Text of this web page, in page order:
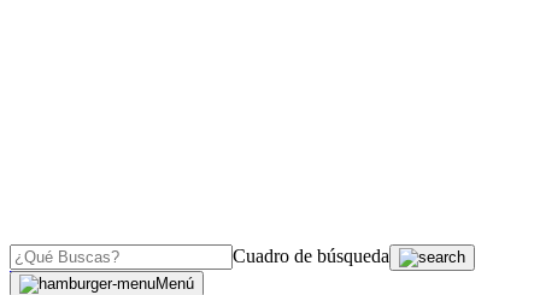
Cuadro de búsqueda
Menú
OJO